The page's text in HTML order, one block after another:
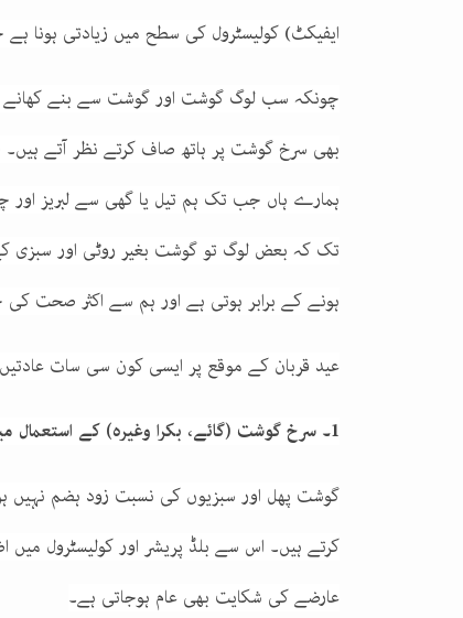
ایفیکٹ) کولیسٹرول کی سطح میں زیادتی ہونا
چونکہ سب لوگ گوشت اور گوشت سے بنے کھانے
بھی سرخ گوشت پر ہاتھ صاف کرتے نظر آتے
ہمارے ہاں جب تک ہم تیل یا گھی سے لبریز اور
تک کہ بعض لوگ تو گوشت بغیر روٹی اور سبزی
ہونے کے برابر ہوتی ہے اور ہم سے اکثر صحت کی
عید قربان کے موقع پر ایسی کون سی سات
1۔ سرخ گوشت (گائے، بکرا وغیرہ) کے استعمال میں زیادتی
گوشت پھل اور سبزیوں کی نسبت زود ہضم نہیں
کرتے ہیں۔ اس سے بلڈ پریشر اور کولیسٹرول
عارضے کی شکایت بھی عام ہوجاتی ہے۔